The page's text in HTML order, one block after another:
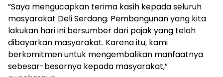
‎”Saya mengucapkan terima kasih kepada seluruh
masyarakat Deli Serdang. Pembangunan yang kita
lakukan hari ini bersumber dari pajak yang telah
dibayarkan masyarakat. Karena itu, kami
berkomitmen untuk mengembalikan manfaatnya
sebesar-besarnya kepada masyarakat,”